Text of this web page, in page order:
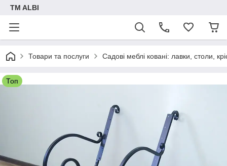
TM ALBI
Товари та послуги Садові меблі ковані: лавки, столи,
Топ